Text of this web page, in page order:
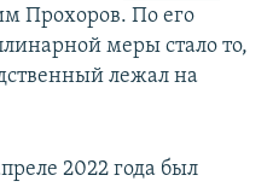
Прохоров. По его
меры стало то,
лежал на
2022 года был